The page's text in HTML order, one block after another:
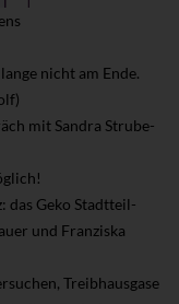
nicht am Ende.
mit Sandra Strube-
das Geko Stadtteil-
und Franziska
Treibhausgase